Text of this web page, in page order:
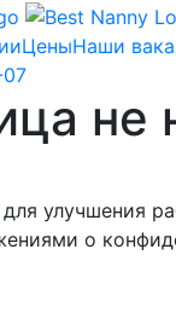
ЦеныНаши
не
улучшения
о